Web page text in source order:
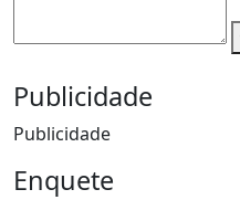
Publicidade
Publicidade
Enquete